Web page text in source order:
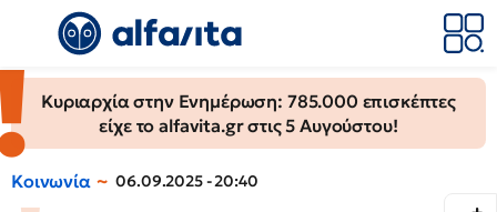
Κυριαρχία στην Ενημέρωση: 785.000 επισκέπτες
είχε το alfavita.gr στις 5 Αυγούστου!
Κοινωνία 06.09.2025 - 20:40